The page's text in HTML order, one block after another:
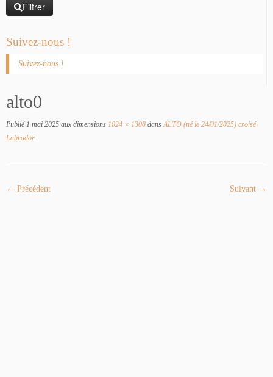
Filtrer
Suivez-nous !
Suivez-nous !
alto0
Publié 1 mai 2025 aux dimensions 1024 × 1308 dansALTO (né le 24/01/2025) croisé
Labrador.
← Précédent Suivant →